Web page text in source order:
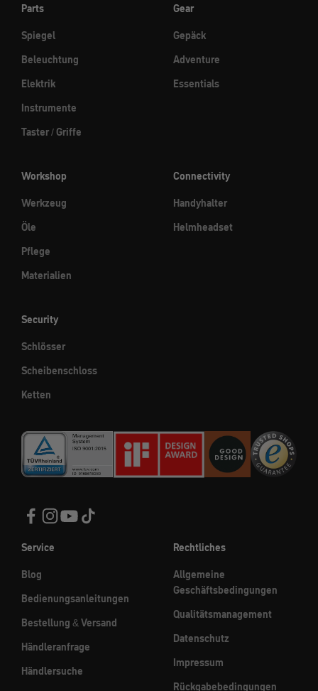
Parts
Spiegel
Beleuchtung
Elektrik
Instrumente
Taster / Griffe
Gear
Gepäck
Adventure
Essentials
Workshop
Werkzeug
Öle
Pflege
Materialien
Connectivity
Handyhalter
Helmheadset
Security
Schlösser
Scheibenschloss
Ketten
Service
Blog
Bedienungsanleitungen
Bestellung & Versand
Händleranfrage
Händlersuche
Rechtliches
Allgemeine
Geschäftsbedingungen
Qualitätsmanagement
Datenschutz
Impressum
Rückgabebedingungen